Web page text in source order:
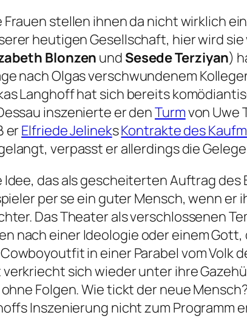
Frauen stellen ihnen da nicht wirklich
heutigen Gesellschaft, hier wird
Blonzen und Sesede Terziyan)
nach Olgas verschwundenem
Langhoff hat sich bereits
inszenierte er denTurmvon Uwe
er Elfriede JelineksKontrakte des
verpasst er allerdings die
Idee, das als gescheiterten Auftrag
per se ein guter Mensch, wenn er
Das Theater als verschlossenen
nach einer Ideologie oder einem
in einer Parabel vom Volk
sich wieder unter ihre
Folgen. Wie tickt der neue
Inszenierung nicht zum Programm